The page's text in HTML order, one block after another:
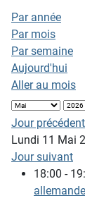
Par année
Par mois
Par semaine
Aujourd'hui
Aller au mois
Jour précédent
Lundi 11 Mai
Jour suivant
18:00 -